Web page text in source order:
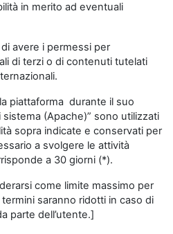
in merito ad eventuali
avere i permessi per
di terzi o di contenuti tutelati
piattaforma durante il suo
(Apache)” sono utilizzati
sopra indicate e conservati per
a svolgere le attività
a 30 giorni (*).
come limite massimo per
saranno ridotti in caso di
parte dell’utente.]